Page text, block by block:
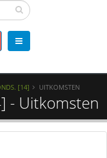
[14] UITKOMSTEN
- Uitkomsten